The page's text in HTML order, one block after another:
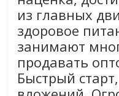
из главных
здоровое
занимают
продавать
Быстрый